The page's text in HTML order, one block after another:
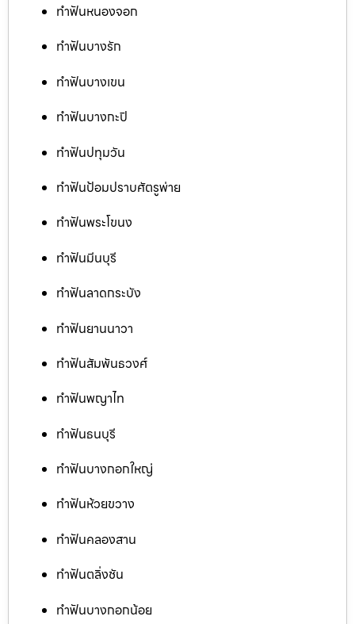
ทำฟันหนองจอก
ทำฟันบางรัก
ทำฟันบางเขน
ทำฟันบางกะปิ
ทำฟันปทุมวัน
ทำฟันป้อมปราบศัตรูพ่าย
ทำฟันพระโขนง
ทำฟันมีนบุรี
ทำฟันลาดกระบัง
ทำฟันยานนาวา
ทำฟันสัมพันธวงศ์
ทำฟันพญาไท
ทำฟันธนบุรี
ทำฟันบางกอกใหญ่
ทำฟันห้วยขวาง
ทำฟันคลองสาน
ทำฟันตลิ่งชัน
ทำฟันบางกอกน้อย